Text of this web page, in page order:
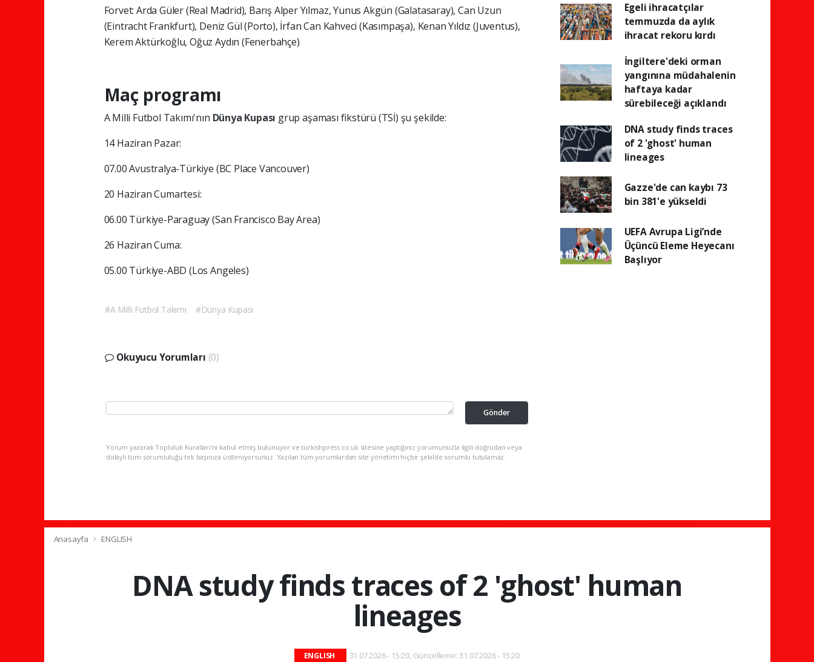
Forvet: Arda Güler (Real Madrid), Barış Alper Yılmaz, Yunus Akgün (Galatasaray), Can Uzun
(Eintracht Frankfurt), Deniz Gül (Porto), İrfan Can Kahveci (Kasımpaşa), Kenan Yıldız (Juventus),
Kerem Aktürkoğlu, Oğuz Aydın (Fenerbahçe)
Maç programı
A Milli Futbol Takımı'nın Dünya Kupası grup aşaması fikstürü (TSİ) şu şekilde:
14 Haziran Pazar:
07.00 Avustralya-Türkiye (BC Place Vancouver)
20 Haziran Cumartesi:
06.00 Türkiye-Paraguay (San Francisco Bay Area)
26 Haziran Cuma:
05.00 Türkiye-ABD (Los Angeles)
#A Milli Futbol Takımı #Dünya Kupası
Okuyucu Yorumları (0)
Gönder
Yorum yazarak Topluluk Kuralları’nı kabul etmiş bulunuyor ve turkishpress.co.uk sitesine yaptığınız yorumunuzla ilgili doğrudan veya
dolaylı tüm sorumluluğu tek başınıza üstleniyorsunuz. Yazılan tüm yorumlardan site yönetimi hiçbir şekilde sorumlu tutulamaz.
Egeli ihracatçılar
temmuzda da aylık
ihracat rekoru kırdı
İngiltere'deki orman
yangınına müdahalenin
haftaya kadar
sürebileceği açıklandı
DNA study finds traces
of 2 'ghost' human
lineages
Gazze'de can kaybı 73
bin 381'e yükseldi
UEFA Avrupa Ligi’nde
Üçüncü Eleme Heyecanı
Başlıyor
Anasayfa ENGLISH
DNA study finds traces of 2 'ghost' human
lineages
ENGLISH 31.07.2026 - 15:20, Güncelleme: 31.07.2026 - 15:20